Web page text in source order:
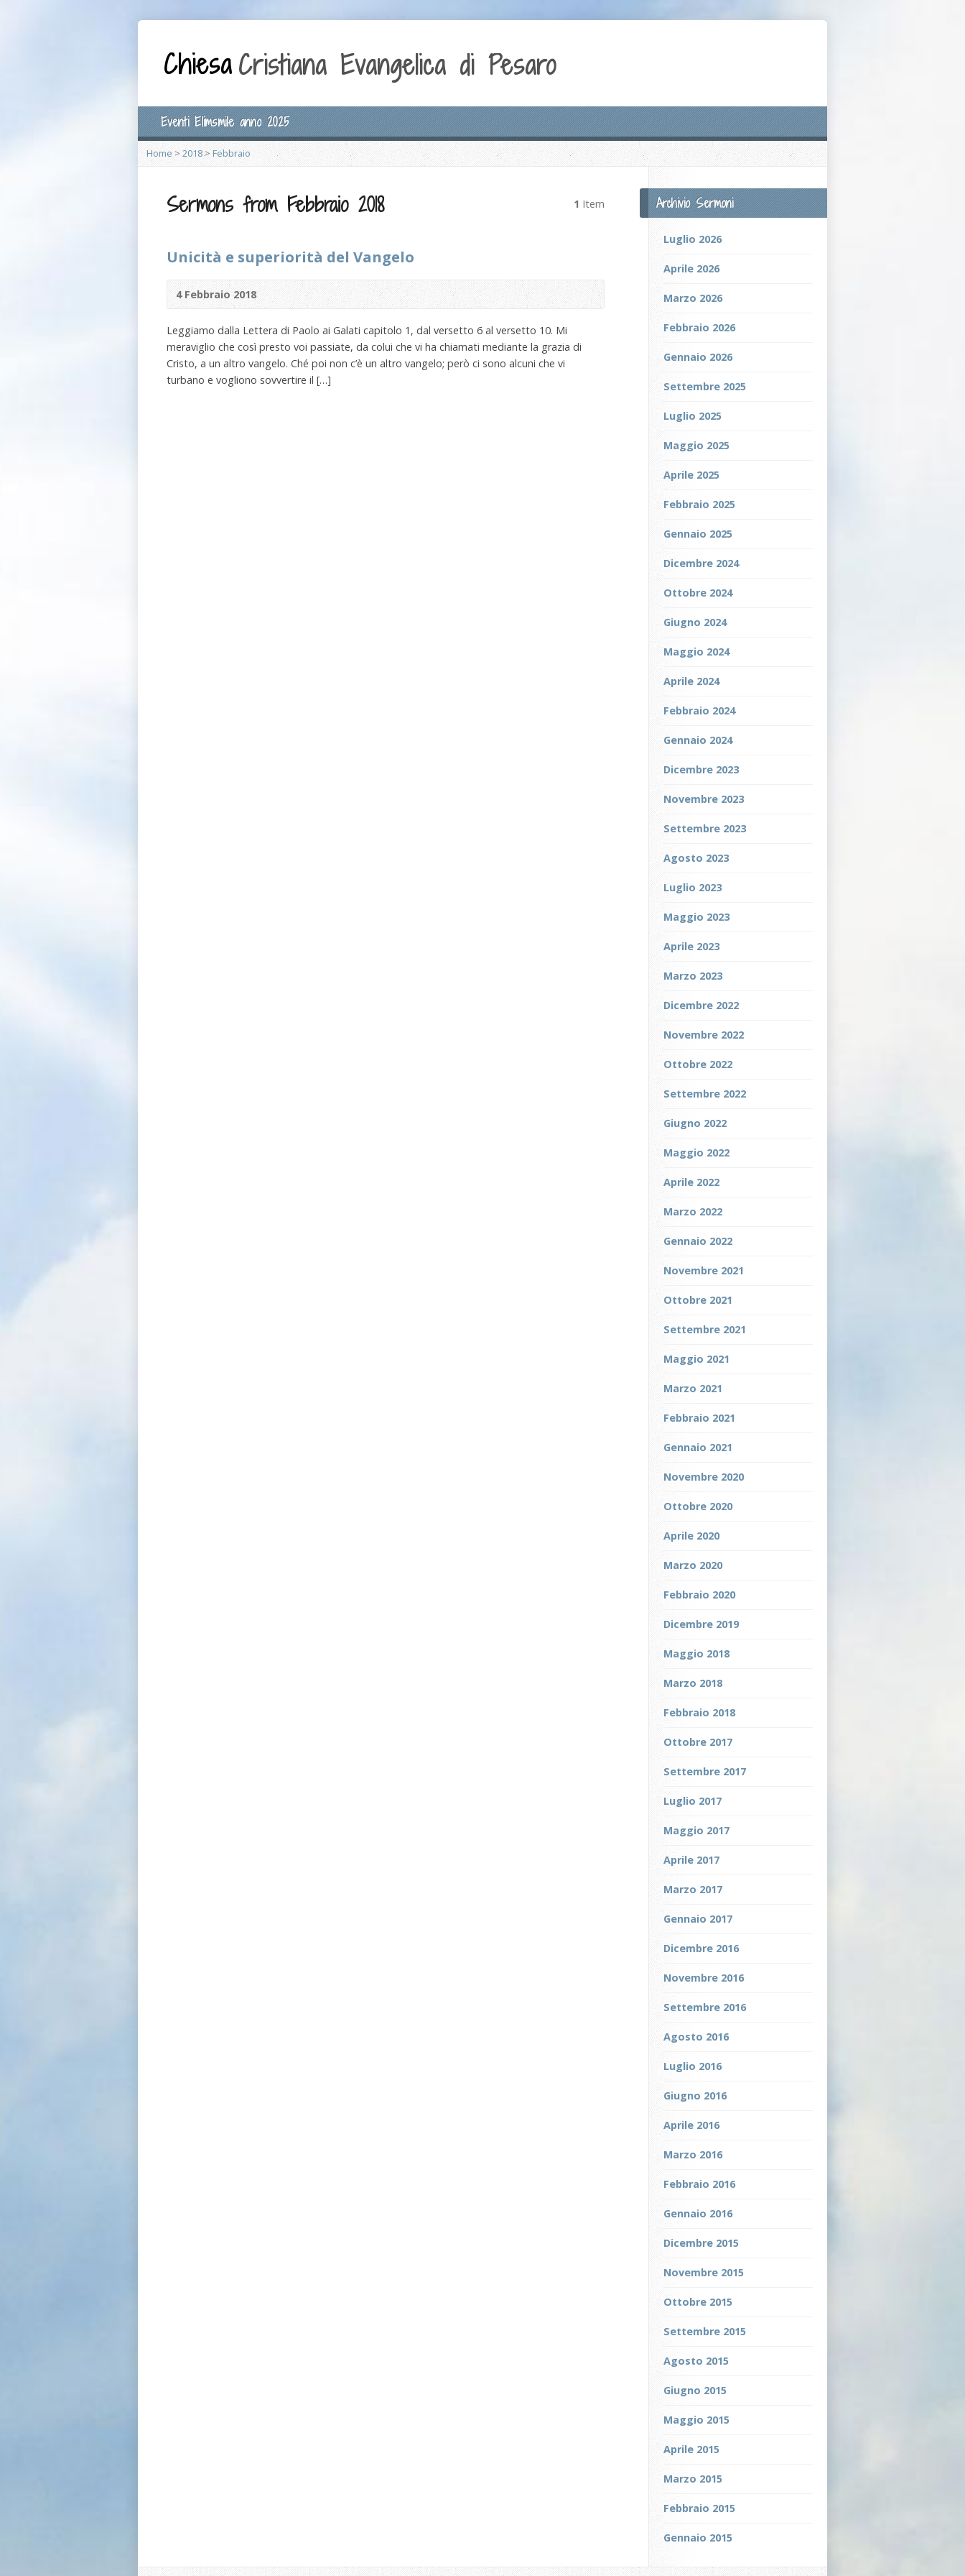
Eventi Elimsmile anno 2025
Home > 2018>Febbraio
Sermons from Febbraio 2018 1 Item
Unicità e superiorità del Vangelo
4 Febbraio 2018
Leggiamo dalla Lettera di Paolo ai Galati capitolo 1, dal versetto 6 al versetto 10. Mi
meraviglio che così presto voi passiate, da colui che vi ha chiamati mediante la grazia di
Cristo, a un altro vangelo. Ché poi non c’è un altro vangelo; però ci sono alcuni che vi
turbano e vogliono sovvertire il […]
Archivio Sermoni
Luglio 2026
Aprile 2026
Marzo 2026
Febbraio 2026
Gennaio 2026
Settembre 2025
Luglio 2025
Maggio 2025
Aprile 2025
Febbraio 2025
Gennaio 2025
Dicembre 2024
Ottobre 2024
Giugno 2024
Maggio 2024
Aprile 2024
Febbraio 2024
Gennaio 2024
Dicembre 2023
Novembre 2023
Settembre 2023
Agosto 2023
Luglio 2023
Maggio 2023
Aprile 2023
Marzo 2023
Dicembre 2022
Novembre 2022
Ottobre 2022
Settembre 2022
Giugno 2022
Maggio 2022
Aprile 2022
Marzo 2022
Gennaio 2022
Novembre 2021
Ottobre 2021
Settembre 2021
Maggio 2021
Marzo 2021
Febbraio 2021
Gennaio 2021
Novembre 2020
Ottobre 2020
Aprile 2020
Marzo 2020
Febbraio 2020
Dicembre 2019
Maggio 2018
Marzo 2018
Febbraio 2018
Ottobre 2017
Settembre 2017
Luglio 2017
Maggio 2017
Aprile 2017
Marzo 2017
Gennaio 2017
Dicembre 2016
Novembre 2016
Settembre 2016
Agosto 2016
Luglio 2016
Giugno 2016
Aprile 2016
Marzo 2016
Febbraio 2016
Gennaio 2016
Dicembre 2015
Novembre 2015
Ottobre 2015
Settembre 2015
Agosto 2015
Giugno 2015
Maggio 2015
Aprile 2015
Marzo 2015
Febbraio 2015
Gennaio 2015